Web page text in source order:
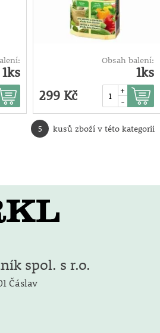
1ks
Obsah balení:
1ks
299 Kč
+
-
5 kusů zboží v této kategorii
spol. s r.o.
Čáslav